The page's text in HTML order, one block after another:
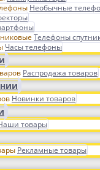
Необычные
Телефоны
Часы телефоны
Распродажа товаров
Новинки товаров
товары
Рекламные товары